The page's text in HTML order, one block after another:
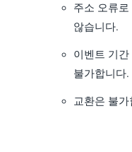
주소 오류
않습니다.
이벤트 기
불가합니다.
교환은 불가